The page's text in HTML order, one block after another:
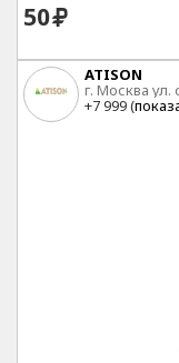
50
ATISON
г. Москва ул.
+7 999 (